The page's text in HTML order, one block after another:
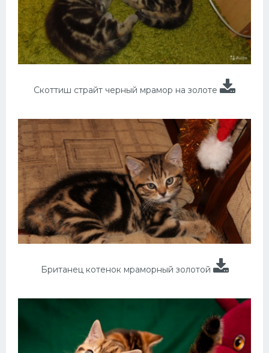
Скоттиш страйт черный мрамор на золоте
Британец котенок мраморный золотой